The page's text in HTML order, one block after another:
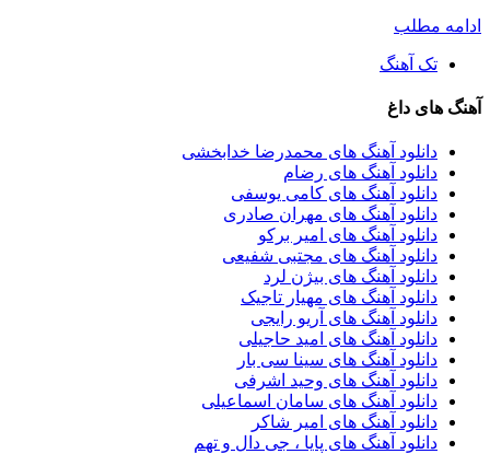
ادامه مطلب
تک آهنگ
آهنگ های داغ
دانلود آهنگ های محمدرضا خدابخشی
دانلود آهنگ های رضام
دانلود آهنگ های کامی یوسفی
دانلود آهنگ های مهران صادری
دانلود آهنگ های امیر برکو
دانلود آهنگ های مجتبی شفیعی
دانلود آهنگ های بیژن لرد
دانلود آهنگ های مهیار تاجیک
دانلود آهنگ های آریو رایجی
دانلود آهنگ های امید حاجیلی
دانلود آهنگ های سینا سی بار
دانلود آهنگ های وحید اشرفی
دانلود آهنگ های سامان اسماعیلی
دانلود آهنگ های امیر شاکر
دانلود آهنگ های پایا ، جی دال و تهم